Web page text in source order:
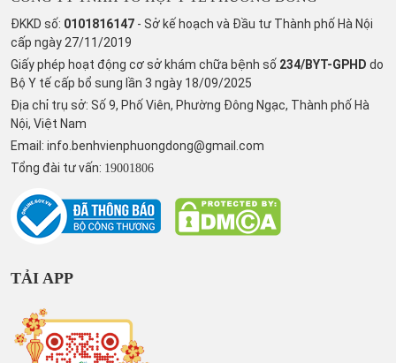
ĐKKD số: 0101816147 - Sở kế hoạch và Đầu tư Thành phố Hà Nội
cấp ngày 27/11/2019
Giấy phép hoạt động cơ sở khám chữa bệnh số 234/BYT-GPHD do
Bộ Y tế cấp bổ sung lần 3 ngày 18/09/2025
Địa chỉ trụ sở: Số 9, Phố Viên, Phường Đông Ngạc, Thành phố Hà
Nội, Việt Nam
Email: info.benhvienphuongdong@gmail.com
Tổng đài tư vấn: 19001806
TẢI APP